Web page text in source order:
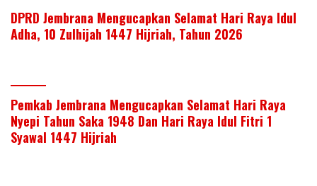
DPRD Jembrana Mengucapkan Selamat Hari Raya Idul
Adha, 10 Zulhijah 1447 Hijriah, Tahun 2026
Pemkab Jembrana Mengucapkan Selamat Hari Raya
Nyepi Tahun Saka 1948 Dan Hari Raya Idul Fitri 1
Syawal 1447 Hijriah